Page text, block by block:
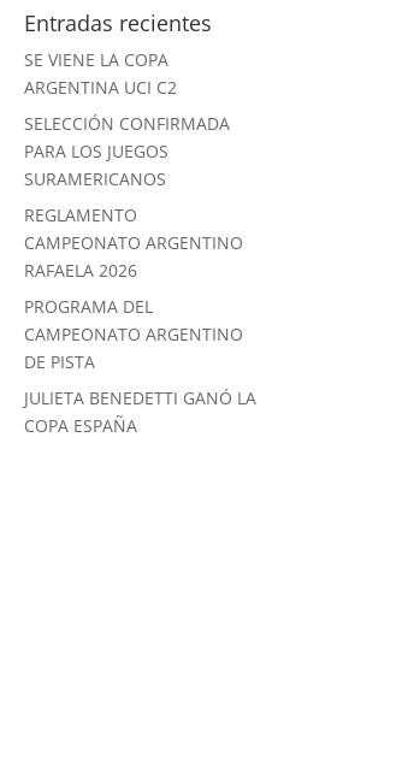
Entradas recientes
SE VIENE LA COPA
ARGENTINA UCI C2
SELECCIÓN CONFIRMADA
PARA LOS JUEGOS
SURAMERICANOS
REGLAMENTO
CAMPEONATO ARGENTINO
RAFAELA 2026
PROGRAMA DEL
CAMPEONATO ARGENTINO
DE PISTA
JULIETA BENEDETTI GANÓ LA
COPA ESPAÑA